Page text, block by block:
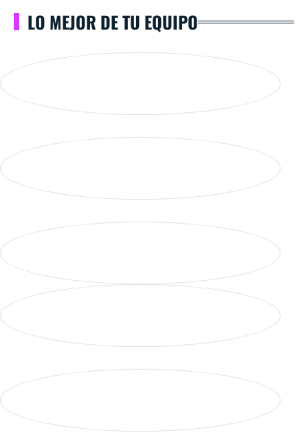
LO MEJOR DE TU EQUIPO